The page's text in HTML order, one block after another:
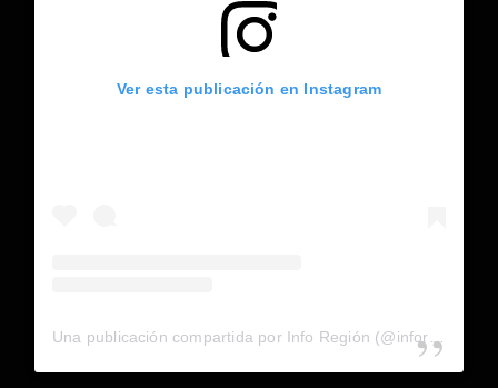
Ver esta publicación en Instagram